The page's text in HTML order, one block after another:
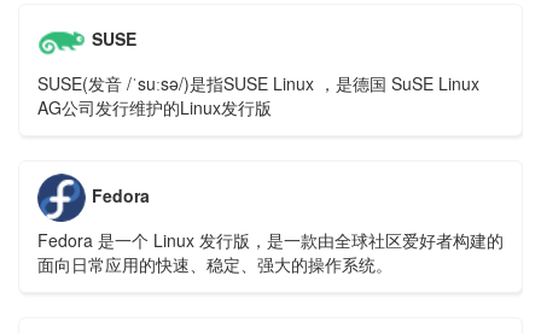
SUSE
SUSE(发音 /ˈsuːsə/)是指SUSE Linux ，是德国 SuSE Linux
AG公司发行维护的Linux发行版
Fedora
Fedora 是一个 Linux 发行版，是一款由全球社区爱好者构建的
面向日常应用的快速、稳定、强大的操作系统。